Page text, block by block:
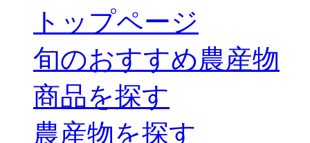
トップページ
旬のおすすめ農産物
商品を探す
農産物を探す